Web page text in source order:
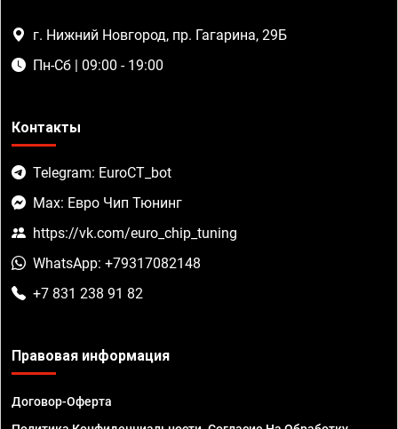
г. Нижний Новгород, пр. Гагарина, 29Б
Пн-Сб | 09:00 - 19:00
Контакты
Telegram: EuroCT_bot
Max: Евро Чип Тюнинг
https://vk.com/euro_chip_tuning
WhatsApp: +79317082148
+7 831 238 91 82
Правовая информация
Договор-Оферта